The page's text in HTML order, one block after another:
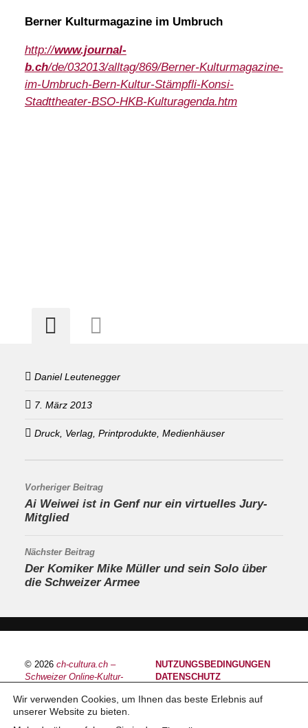
Berner Kulturmagazine im Umbruch
http://www.journal-
b.ch/de/032013/alltag/869/Berner-Kulturmagazine-
im-Umbruch-Bern-Kultur-Stämpfli-Konsi-
Stadttheater-BSO-HKB-Kulturagenda.htm
Daniel Leutenegger
7. März 2013
Druck, Verlag, Printprodukte, Medienhäuser
Vorheriger Beitrag
Ai Weiwei ist in Genf nur ein virtuelles Jury-
Mitglied
Nächster Beitrag
Der Komiker Mike Müller und sein Solo über
die Schweizer Armee
© 2026 ch-cultura.ch –
Schweizer Online-Kultur-
NUTZUNGSBEDINGUNGEN
DATENSCHUTZ
Wir verwenden Cookies, um Ihnen das beste Erlebnis auf
unserer Website zu bieten.